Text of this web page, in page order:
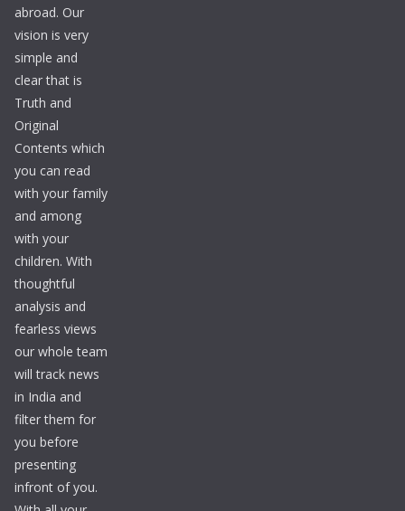
abroad. Our
vision is very
simple and
clear that is
Truth and
Original
Contents which
you can read
with your family
and among
with your
children. With
thoughtful
analysis and
fearless views
our whole team
will track news
in India and
filter them for
you before
presenting
infront of you.